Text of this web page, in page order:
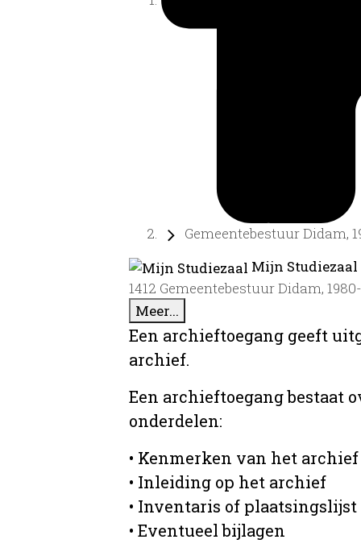
Gemeentebestuur Didam,
Mijn
1412 Gemeentebestuur Didam,
Meer...
Een archieftoegang geeft
archief.
Een archieftoegang bestaat
onderdelen:
• Kenmerken van het archief
• Inleiding op het archief
• Inventaris of plaatsingslijst
• Eventueel bijlagen